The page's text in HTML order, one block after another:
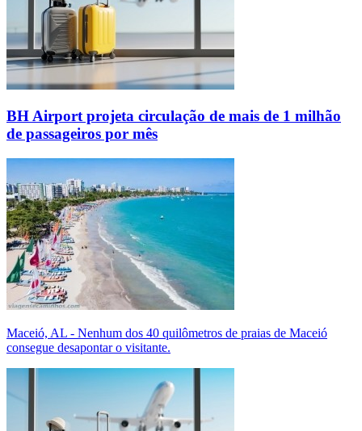
BH Airport projeta circulação de mais de 1 milhão
de passageiros por mês
Maceió, AL - Nenhum dos 40 quilômetros de praias de Maceió
consegue desapontar o visitante.